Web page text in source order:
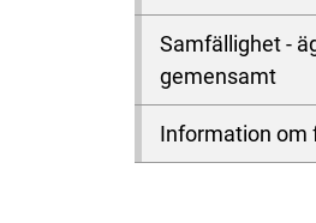
Samfällighet -
gemensamt
Information om